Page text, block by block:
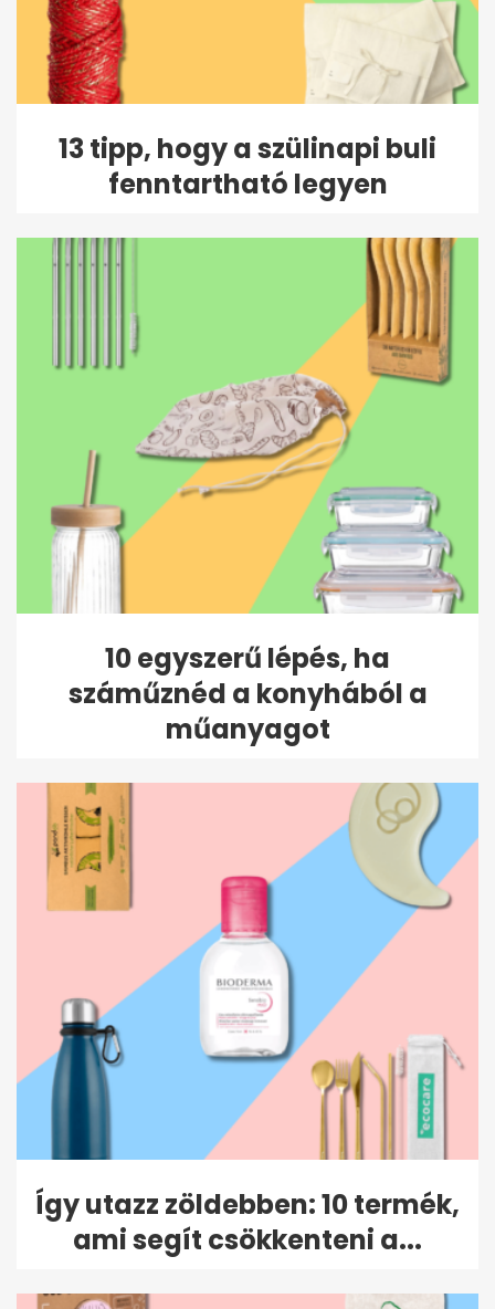
13 tipp, hogy a szülinapi buli
fenntartható legyen
10 egyszerű lépés, ha
száműznéd a konyhából a
műanyagot
Így utazz zöldebben: 10 termék,
ami segít csökkenteni a...